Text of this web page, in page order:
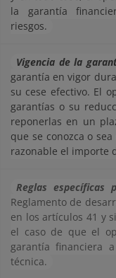
la garantía
riesgos.
Vigencia de la
garantía en vigor
su cese efectivo. El
garantías o su
reponerlas en un
que se conozca o
razonable el importe
Reglas específicas
Reglamento de
en los artículos 41 y
el caso de que el
garantía financiera
técnica.